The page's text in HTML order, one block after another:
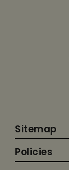
Sitemap
Policies